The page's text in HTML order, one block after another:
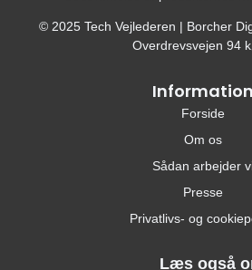
© 2025 Tech Vejlederen | Borcher
Overdrevsvejen 94
Information
Forside
Om os
Sådan arbejder
Presse
Privatlivs- og
Læs også